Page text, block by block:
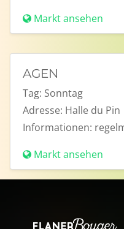
Markt ansehen
AGEN
Tag: Sonntag
Adresse: Halle du Pin
Informationen:
Markt ansehen